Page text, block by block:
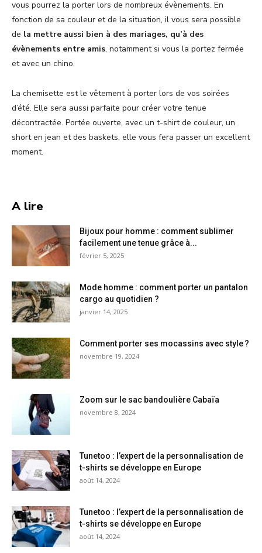
vous pourrez la porter lors de nombreux évènements. En
fonction de sa couleur et de la situation, il vous sera possible
de la mettre aussi bien à des mariages, qu’à des
évènements entre amis, notamment si vous la portez fermée
et avec un chino.
La chemisette est le vêtement à porter lors de vos soirées
d’été. Elle sera aussi parfaite pour créer votre tenue
décontractée. Portée ouverte, avec un t-shirt de couleur, un
short en jean et des baskets, elle vous fera passer un excellent
moment.
A lire
Bijoux pour homme : comment sublimer
facilement une tenue grâce à...
février 5, 2025
Mode homme : comment porter un pantalon
cargo au quotidien ?
janvier 14, 2025
Comment porter ses mocassins avec style ?
novembre 19, 2024
Zoom sur le sac bandoulière Cabaïa
novembre 8, 2024
Tunetoo : l’expert de la personnalisation de
t-shirts se développe en Europe
août 14, 2024
Tunetoo : l’expert de la personnalisation de
t-shirts se développe en Europe
août 14, 2024